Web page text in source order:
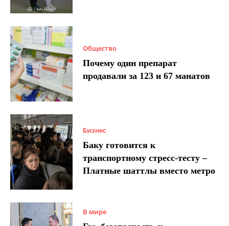
Общество
Почему один препарат
продавали за 123 и 67 манатов
Бизнес
Баку готовится к
транспортному стресс-тесту –
Платные шаттлы вместо метро
В мире